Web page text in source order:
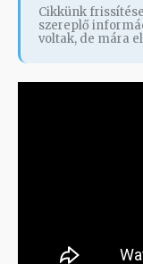
Cikkünk
szereplő
voltak, de mára